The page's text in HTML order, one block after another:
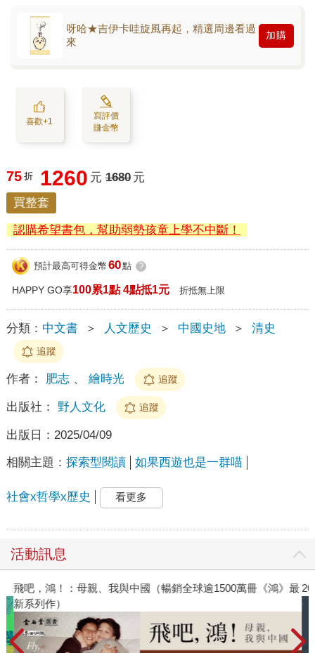
呀哈★吉伊卡哇旋風再起，精選周邊看過
來
加購
喜歡+1
寫評價
賺金幣
75 折 1260 元 1680 元
買整套
認購希望書包，幫助弱勢孩童上學不中斷！
預計最高可得金幣 60點 ?
HAPPY GO享100累1點 4點抵1元 折抵無上限
分類： 中文書 ＞ 人文歷史 ＞ 中國史地 ＞ 清史
追蹤
作者： 肥志、 繪時光 追蹤
出版社： 野人文化 追蹤
出版日： 2025/04/09
相關主題： 探索型閱讀 如果西遊也是一群喵
社會x哲學x歷史 看更多
活動訊息
飛吧，鴻！：母親、我與中國（暢銷全球逾1500萬冊《鴻》最
新系列作）